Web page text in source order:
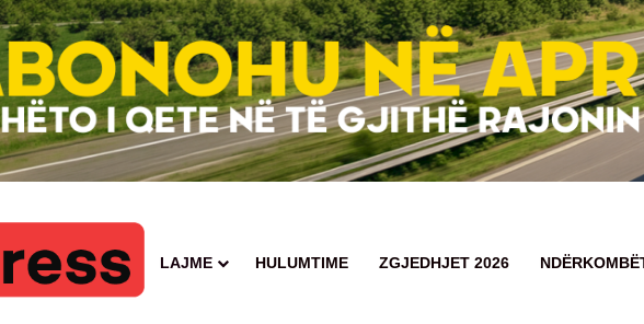
LAJME HULUMTIME ZGJEDHJET 2026